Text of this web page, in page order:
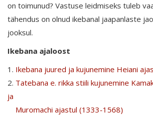
on toimunud? Vastuse leidmiseks tuleb
tähendus on olnud ikebanal jaapanlaste
jooksul.
Ikebana ajaloost
1. Ikebana juured ja kujunemine Heiani
2. Tatebana e. rikka stiili kujunemine
ja
Muromachi ajastul (1333-1568)